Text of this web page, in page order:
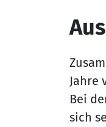
Jahre
Bei
sich